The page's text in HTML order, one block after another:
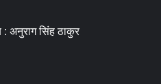
: अनुराग सिंह ठाकुर